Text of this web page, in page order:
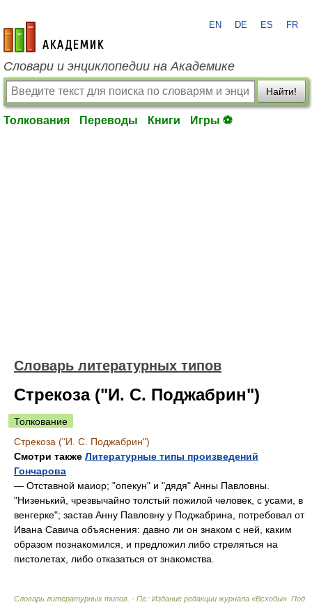
academic.ru
EN DE ES FR
Словари и энциклопедии на Академике
Найти!
Толкования Переводы Книги Игры ⚽
Словарь литературных типов
Стрекоза ("И. С. Поджабрин")
Толкование
Стрекоза ("И. С. Поджабрин")
Смотри также Литературные типы произведений
Гончарова
— Отставной маиор; "опекун" и "дядя" Анны Павловны.
"Низенький, чрезвычайно толстый пожилой человек, с усами, в
венгерке"; застав Анну Павловну у Поджабрина, потребовал от
Ивана Савича объяснения: давно ли он знаком с ней, каким
образом познакомился, и предложил либо стреляться на
пистолетах, либо отказаться от знакомства.
Словарь литературных типов. - Пг.: Издание редакции журнала «Всходы» Под